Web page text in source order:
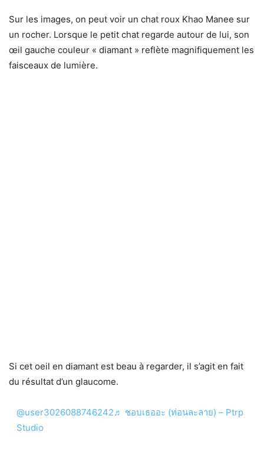
Sur les images, on peut voir un chat roux Khao Manee sur
un rocher. Lorsque le petit chat regarde autour de lui, son
œil gauche couleur « diamant » reflète magnifiquement les
faisceaux de lumière.
Si cet oeil en diamant est beau à regarder, il s’agit en fait
du résultat d’un glaucome.
@user3026088746242♬ ชอบเธออะ (ท่อนละลาย) – Ptrp
Studio